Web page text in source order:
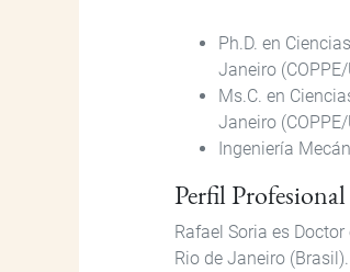
Ph.D. en
Janeiro (COPPE/
Ms.C. en
Janeiro (COPPE/
Ingeniería
Perfil Profesional
Rafael Soria es
Rio de Janeiro